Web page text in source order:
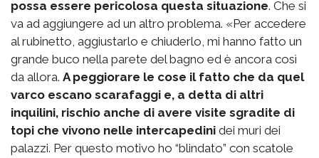
possa essere pericolosa questa situazione. Che si
va ad aggiungere ad un altro problema. «Per accedere
al rubinetto, aggiustarlo e chiuderlo, mi hanno fatto un
grande buco nella parete del bagno ed è ancora così
da allora. A peggiorare le cose il fatto che da quel
varco escano scarafaggi e, a detta di altri
inquilini, rischio anche di avere visite sgradite di
topi che vivono nelle intercapedini dei muri dei
palazzi. Per questo motivo ho “blindato” con scatole